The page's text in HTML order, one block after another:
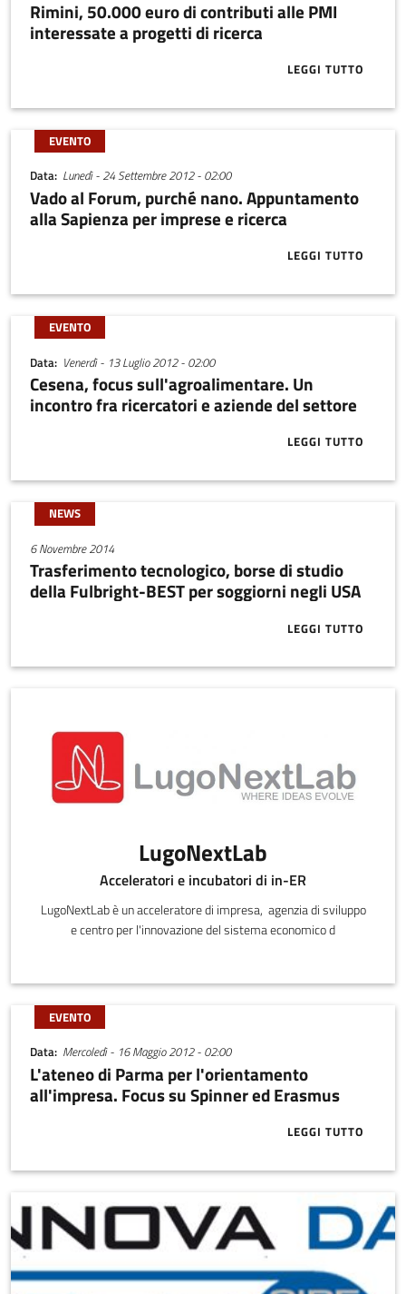
Rimini, 50.000 euro di contributi alle PMI
interessate a progetti di ricerca
LEGGI TUTTO
ABOUT
EVENTO
Data Lunedì - 24 Settembre 2012 - 02:00
Vado al Forum, purché nano. Appuntamento
alla Sapienza per imprese e ricerca
LEGGI TUTTO
ABOUT
EVENTO
Data Venerdì - 13 Luglio 2012 - 02:00
Cesena, focus sull'agroalimentare. Un
incontro fra ricercatori e aziende del settore
LEGGI TUTTO
ABOUT
NEWS
6 Novembre 2014
Trasferimento tecnologico, borse di studio
della Fulbright-BEST per soggiorni negli USA
LEGGI TUTTO
ABOUT
LugoNextLab
Acceleratori e incubatori di in-ER
LugoNextLab è un acceleratore di impresa, agenzia di sviluppo
e centro per l'innovazione del sistema economico d
EVENTO
Data Mercoledì - 16 Maggio 2012 - 02:00
L'ateneo di Parma per l'orientamento
all'impresa. Focus su Spinner ed Erasmus
LEGGI TUTTO
ABOUT